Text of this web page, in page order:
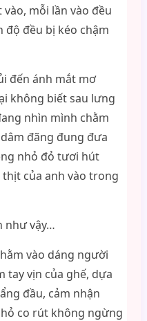
mỗi lần vào đều
độ đều bị kéo chậm
đến ánh mắt mơ
không biết sau lưng
nhìn mình chằm
đãng đung đưa
nhỏ đỏ tươi hút
của anh vào trong
như vậy…
vào dáng người
tay vịn của ghế, dựa
đầu, cảm nhận
co rút không ngừng